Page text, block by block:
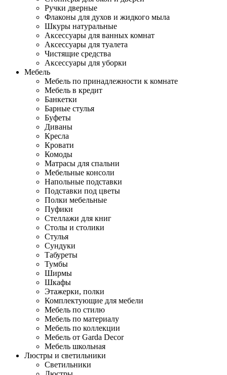
Ручки дверные
Флаконы для духов и жидкого мыла
Шкуры натуральные
Аксессуары для ванных комнат
Аксессуары для туалета
Чистящие средства
Аксессуары для уборки
Мебель
Мебель по принадлежности к комнате
Мебель в кредит
Банкетки
Барные стулья
Буфеты
Диваны
Кресла
Кровати
Комоды
Матрасы для спальни
Мебельные консоли
Напольные подставки
Подставки под цветы
Полки мебельные
Пуфики
Стеллажи для книг
Столы и столики
Стулья
Сундуки
Табуреты
Тумбы
Ширмы
Шкафы
Этажерки, полки
Комплектующие для мебели
Мебель по стилю
Мебель по материалу
Мебель по коллекции
Мебель от Garda Decor
Мебель школьная
Люстры и светильники
Светильники